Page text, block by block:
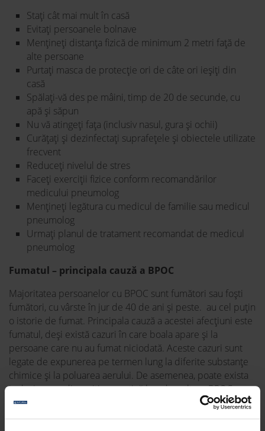
Stați cât mai mult în casă
Evitați persoanele bolnave
Mențineți distanța fizică de minimum 2 metri față de
alte persoane
Purtați masca de protecție ori de câte ori ieșiți din
casă
Spălați-vă des pe mâini, timp de 20 de secunde, cu
apă și săpun
Nu vă atingeți fața (inclusiv nasul, gura și ochii)
Curățați și dezinfectați suprafețele și obiectele utilizate
frecvent
Reduceți nivelul de stres
Faceți exerciții fizice conform recomandărilor
medicului pneumolog
Mențineți legătura cu medicul de familie sau medicul
pneumolog
Urmați planul de tratament recomandat de medicul
pneumolog
Fumatul – principala cauză a BPOC
Majoritatea persoanelor cu BPOC sunt fumători sau foști
fumători, cu vârste în jur de 40 de ani și peste. au cel puțin
o istorie de fumat. Principala cauză a acestei afecțiuni este
fumatul, deși există cazuri în care boala apare și la
persoane care nu au fumat niciodată. Aceste cazuri sunt
legate de expunerea pe termen lung la diferite substanțe
chimice și la poluarea aerului. De asemenea, poate exista
inclusiv o predispoziție genetică la a dezvoltare BPOC.
Până la aproximativ 5% dintre persoanelor cu BPOC
prezintă un deficit de proteină numită alfa-1-antitripsină.